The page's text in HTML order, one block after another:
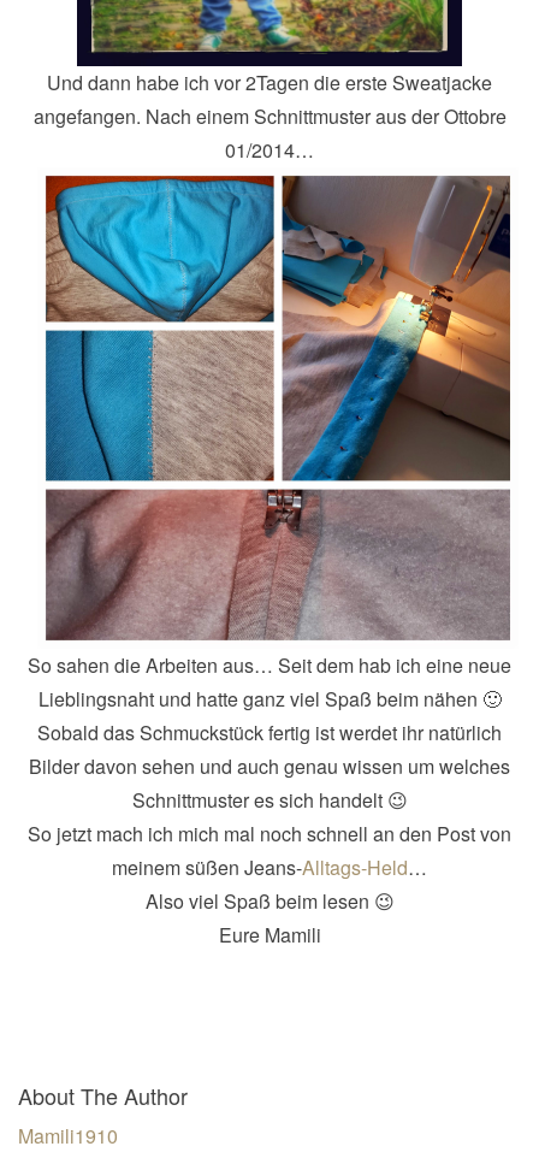
Und dann habe ich vor 2Tagen die erste Sweatjacke
angefangen. Nach einem Schnittmuster aus der Ottobre
01/2014…
So sahen die Arbeiten aus… Seit dem hab ich eine neue
Lieblingsnaht und hatte ganz viel Spaß beim nähen 🙂
Sobald das Schmuckstück fertig ist werdet ihr natürlich
Bilder davon sehen und auch genau wissen um welches
Schnittmuster es sich handelt 😉
So jetzt mach ich mich mal noch schnell an den Post von
meinem süßen Jeans-Alltags-Held…
Also viel Spaß beim lesen 😉
Eure Mamili
About The Author
Mamili1910